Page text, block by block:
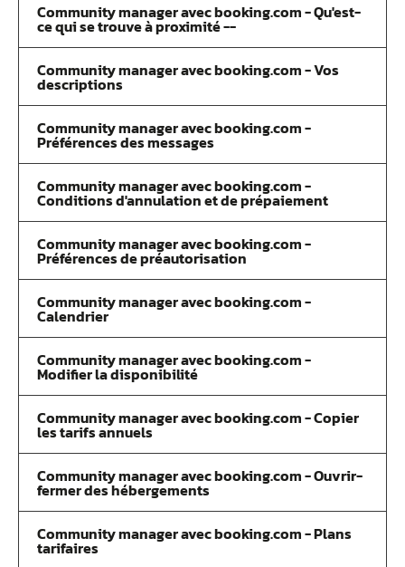
Community manager avec booking.com - Qu'est-
ce qui se trouve à proximité --
Community manager avec booking.com - Vos
descriptions
Community manager avec booking.com -
Préférences des messages
Community manager avec booking.com -
Conditions d'annulation et de prépaiement
Community manager avec booking.com -
Préférences de préautorisation
Community manager avec booking.com -
Calendrier
Community manager avec booking.com -
Modifier la disponibilité
Community manager avec booking.com - Copier
les tarifs annuels
Community manager avec booking.com - Ouvrir-
fermer des hébergements
Community manager avec booking.com - Plans
tarifaires